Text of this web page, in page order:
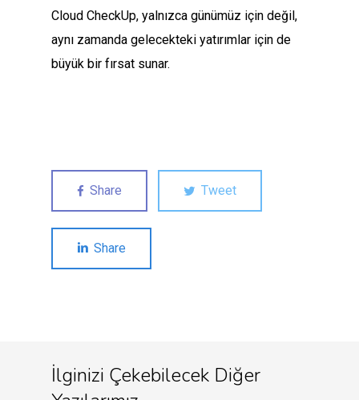
Cloud CheckUp, yalnızca günümüz için değil,
aynı zamanda gelecekteki yatırımlar için de
büyük bir fırsat sunar.
Share Tweet
Share
İlginizi Çekebilecek Diğer